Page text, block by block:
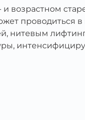
проводиться
нитевым